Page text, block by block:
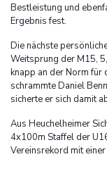
Bestleistung und
Ergebnis fest.
Die nächste
Weitsprung der M15,
knapp an der Norm für
schrammte Daniel
sicherte er sich damit
Aus Heuchelheimer
4x100m Staffel der
Vereinsrekord mit